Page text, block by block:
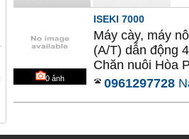
0 ảnh
ISEKI 7000
Máy cày, máy
(A/T) dẫn động
Chăn nuôi Hòa
0961297728